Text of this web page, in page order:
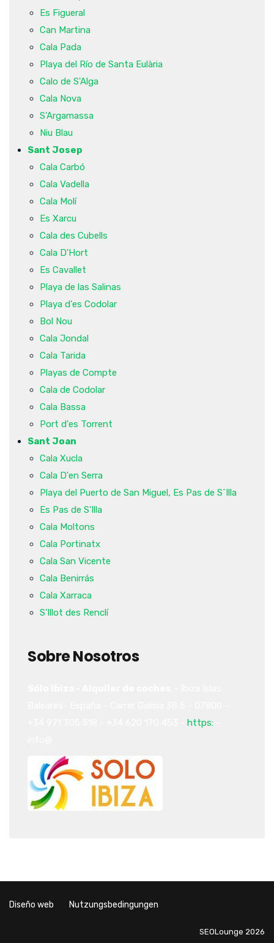
Es Figueral
Can Martina
Cala Pada
Playa del Río de Santa Eulària
Calo de S'Alga
Cala Nova
S'Argamassa
Niu Blau
Sant Josep
Cala Carbó
Cala Vadella
Cala Molí
Es Xarcu
Cala des Cubells
Cala D'Hort
Es Cavallet
Playa de las Salinas
Playa d'es Codolar
Bol Nou
Cala Jondal
Cala Tarida
Playas de Compte
Cala de Codolar
Cala Bassa
Port d'es Torrent
Sant Joan
Cala Xucla
Cala D'en Serra
Playa del Puerto de San Miguel, Es Pas de S´Illa
Es Pas de S'Illa
Cala Moltons
Cala Portinatx
Cala San Vicente
Cala Benirrás
Cala Xarraca
S'Illot des Renclí
Sobre Nosotros
https:
Diseño web Nutzungsbedingungen
SEOLounge 2026